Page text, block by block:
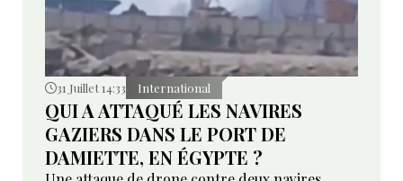
31 Juillet 14:33 International
QUI A ATTAQUÉ LES NAVIRES
GAZIERS DANS LE PORT DE
DAMIETTE, EN ÉGYPTE ?